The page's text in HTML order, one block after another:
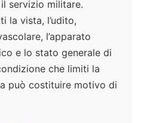
servizio militare.
la vista, l’udito,
l’apparato
e lo stato generale di
che limiti la
può costituire motivo di